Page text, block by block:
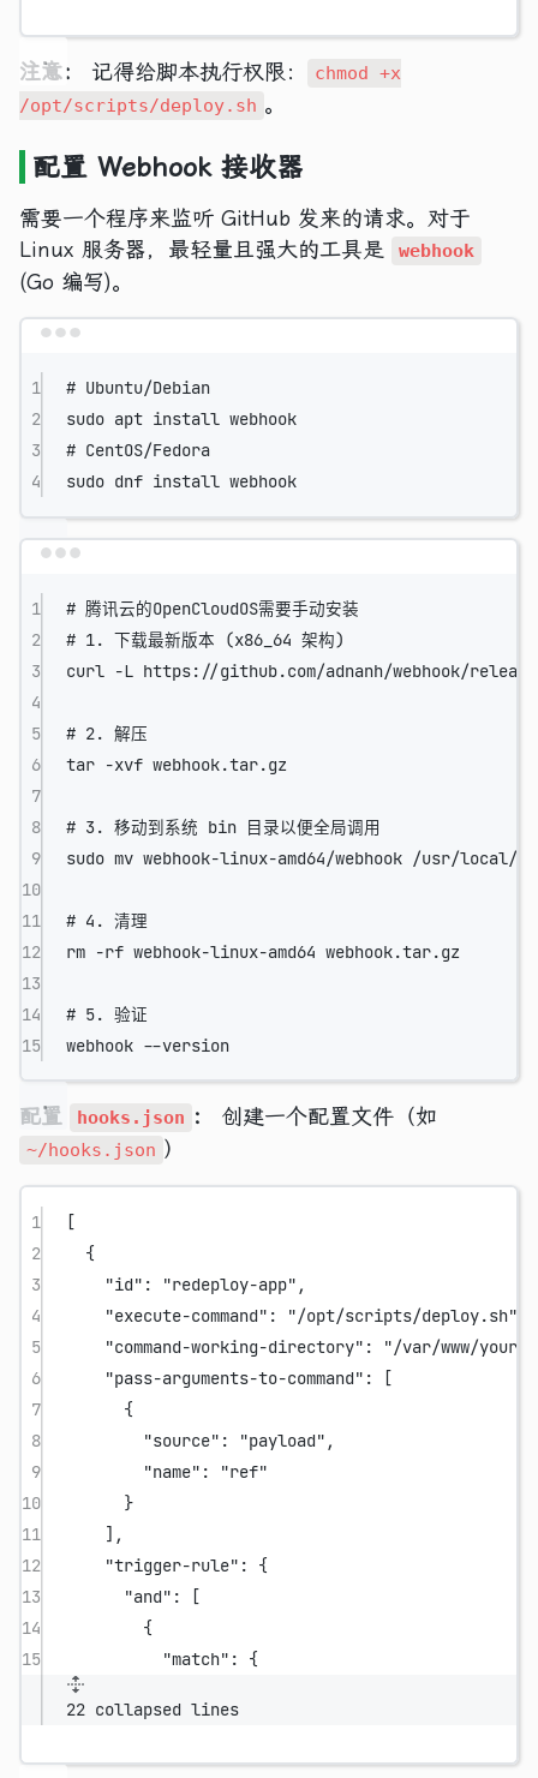
注意： 记得给脚本执行权限：
chmod +x
/opt/scripts/deploy.sh 。
配置 Webhook 接收器
需要一个程序来监听 GitHub 发来的请求。对于
Linux 服务器，最轻量且强大的工具是
webhook
(Go 编写)。
1
# Ubuntu/Debian
2
sudo apt install webhook
3
# CentOS/Fedora
4
sudo dnf install webhook
1
# 腾讯云的OpenCloudOS需要手动安装
2
# 1. 下载最新版本 (x86_64 架构)
3
curl -L https://github.com/adnanh/webhook/
4
5
# 2. 解压
6
tar -xvf webhook.tar.gz
7
8
# 3. 移动到系统 bin 目录以便全局调用
9
sudo mv webhook-linux-amd64/webhook /usr/local/
10
11
# 4. 清理
12
rm -rf webhook-linux-amd64 webhook.tar.gz
13
14
# 5. 验证
15
webhook --version
配置 hooks.json ： 创建一个配置文件（如
~/hooks.json ）
1
[
2
{
3
"id" : "redeploy-app" ,
4
"execute-command" : "/opt/scripts/deploy.sh"
5
"command-working-directory" :
"/var/www/
6
"pass-arguments-to-command" : [
7
{
8
"source" : "payload" ,
9
"name" :
"ref"
10
}
11
],
12
"trigger-rule" : {
13
"and" : [
14
{
15
"match" : {
22 collapsed lines